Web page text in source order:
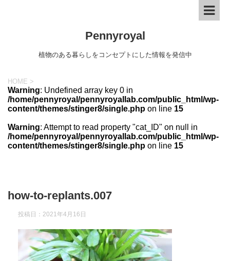
Pennyroyal
植物のある暮らしをコンセプトにした情報を発信中
HOME >
Warning: Undefined array key 0 in
/home/pennyroyal/pennyroyallab.com/public_html/wp-
content/themes/stinger8/single.php on line 15
Warning: Attempt to read property "cat_ID" on null in
/home/pennyroyal/pennyroyallab.com/public_html/wp-
content/themes/stinger8/single.php on line 15
how-to-replants.007
投稿日： 2021年4月16日